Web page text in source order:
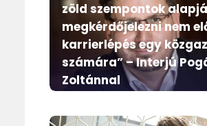
zöld szempontok
megkérdőjelezni nem
karrierlépés egy
számára” – Interjú
Zoltánnal